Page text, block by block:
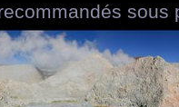
sous